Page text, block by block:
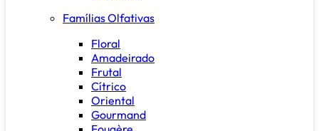
Famílias Olfativas
Floral
Amadeirado
Frutal
Cítrico
Oriental
Gourmand